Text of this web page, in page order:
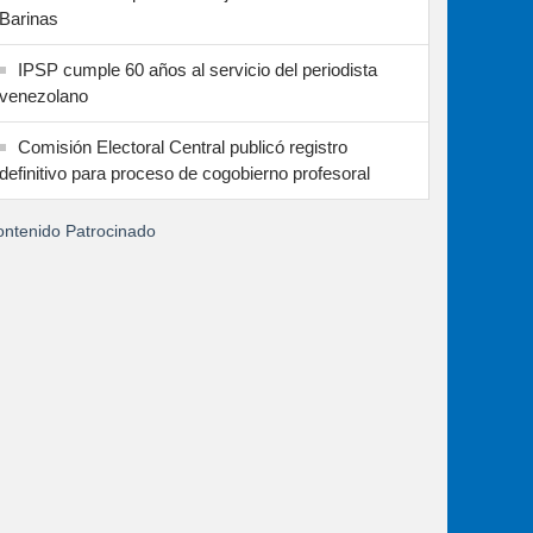
Barinas
IPSP cumple 60 años al servicio del periodista
venezolano
Comisión Electoral Central publicó registro
definitivo para proceso de cogobierno profesoral
Patrocinado